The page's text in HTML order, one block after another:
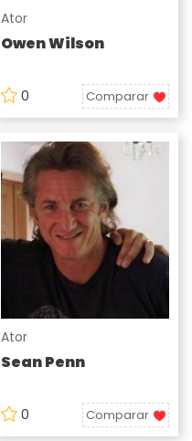
Ator
Owen Wilson
0 Comparar
Ator
Sean Penn
0 Comparar